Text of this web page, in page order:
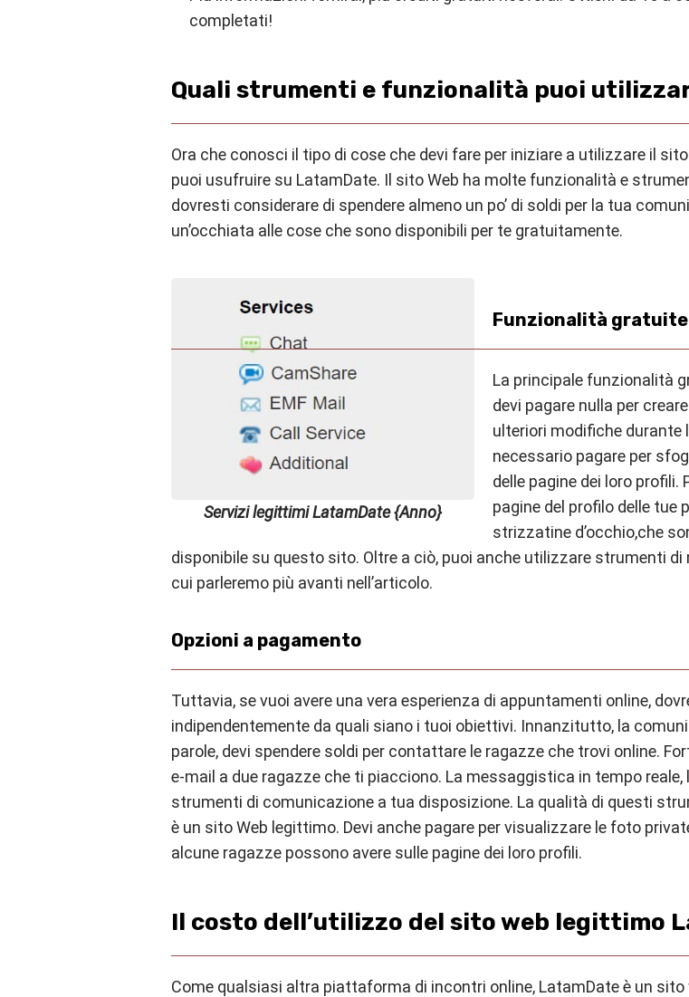
completati!
Quali strumenti e funzionalità puoi
Ora che conosci il tipo di cose che devi fare per iniziare a utilizzare il
puoi usufruire su LatamDate. Il sito Web ha molte funzionalità e
dovresti considerare di spendere almeno un po’ di soldi per la tua
un’occhiata alle cose che sono disponibili per te gratuitamente.
Servizi legittimi LatamDate {Anno}
Funzionalità gratuite
La principale funzionalità
devi pagare nulla per
ulteriori modifiche durante
necessario pagare per
delle pagine dei loro
pagine del profilo delle tue
strizzatine d’occhio,che
disponibile su questo sito. Oltre a ciò, puoi anche utilizzare strumenti
cui parleremo più avanti nell’articolo.
Opzioni a pagamento
Tuttavia, se vuoi avere una vera esperienza di appuntamenti online,
indipendentemente da quali siano i tuoi obiettivi. Innanzitutto, la
parole, devi spendere soldi per contattare le ragazze che trovi online.
e-mail a due ragazze che ti piacciono. La messaggistica in tempo
strumenti di comunicazione a tua disposizione. La qualità di questi
è un sito Web legittimo. Devi anche pagare per visualizzare le foto
alcune ragazze possono avere sulle pagine dei loro profili.
Il costo dell’utilizzo del sito web legittimo
Come qualsiasi altra piattaforma di incontri online, LatamDate è un sito